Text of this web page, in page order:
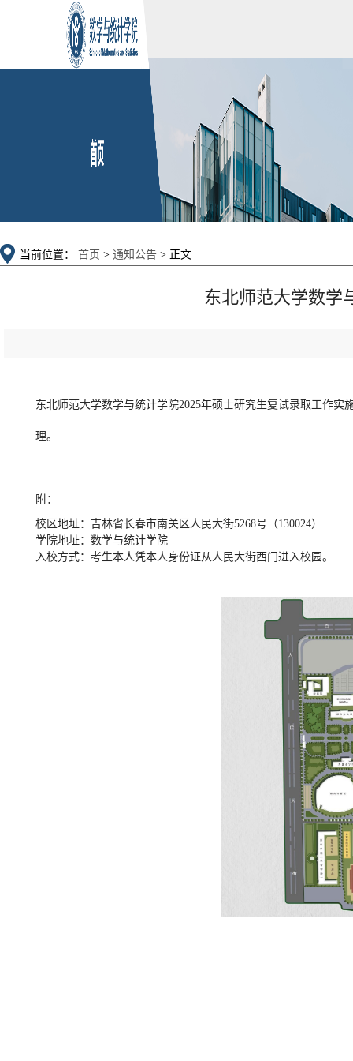
当前位置： 首页 > 通知公告 > 正文
东北师范大学数学
东北师范大学数学与统计学院2025年硕士研究生复试录取工作
理。
附：
校区地址：吉林省长春市南关区人民大街5268号（130024）
学院地址：数学与统计学院
入校方式：考生本人凭本人身份证从人民大街西门进入校园。